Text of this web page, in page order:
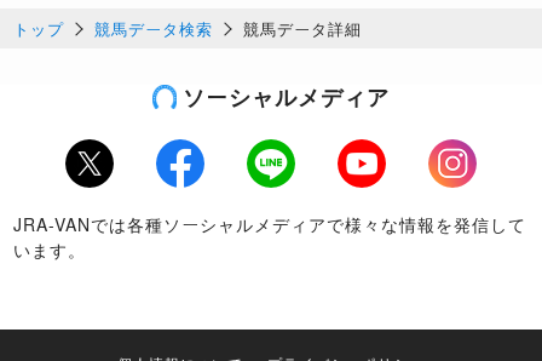
トップ 競馬データ検索 競馬データ詳細
ソーシャルメディア
Twitter Facebook LINE Youtube
Instagram
JRA-VANでは各種ソーシャルメディアで様々な情報を発信して
います。